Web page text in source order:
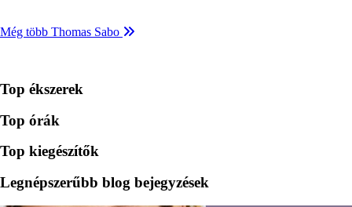
Még több Thomas Sabo
Top ékszerek
Top órák
Top kiegészítők
Legnépszerűbb blog bejegyzések